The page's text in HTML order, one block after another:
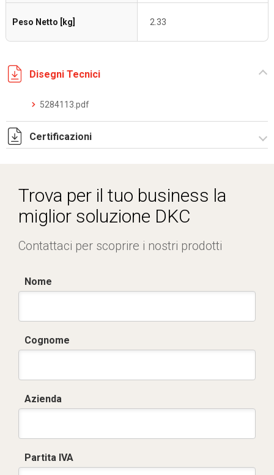
Peso Netto [kg] 2.33
Disegni Tecnici
5284113.pdf
Certificazioni
Trova per il tuo business la
miglior soluzione DKC
Contattaci per scoprire i nostri prodotti
Nome
Cognome
Azienda
Partita IVA